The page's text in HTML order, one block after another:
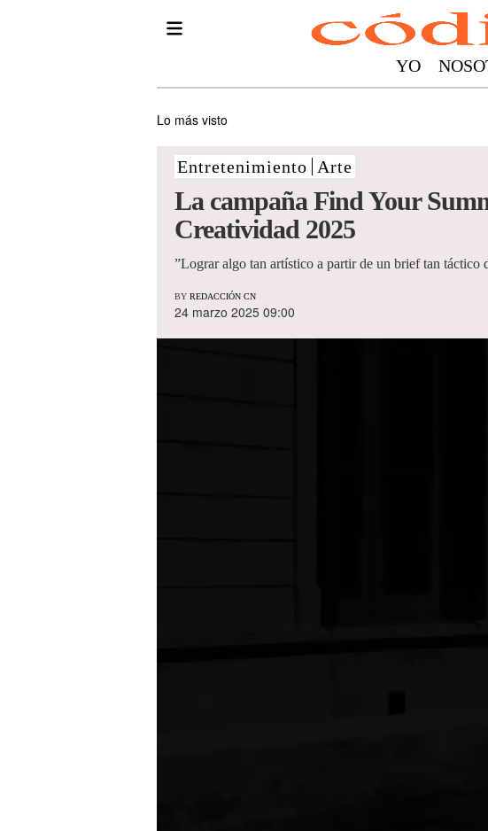
YO
Lo más visto
Entretenimiento Arte
La campaña Find Your
Creatividad 2025
”Lograr algo tan artístico a partir de un brief tan táctico
BY REDACCIÓN CN
24 marzo 2025 09:00